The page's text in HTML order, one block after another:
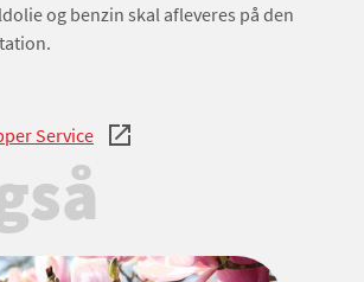
og benzin skal afleveres på den
Service